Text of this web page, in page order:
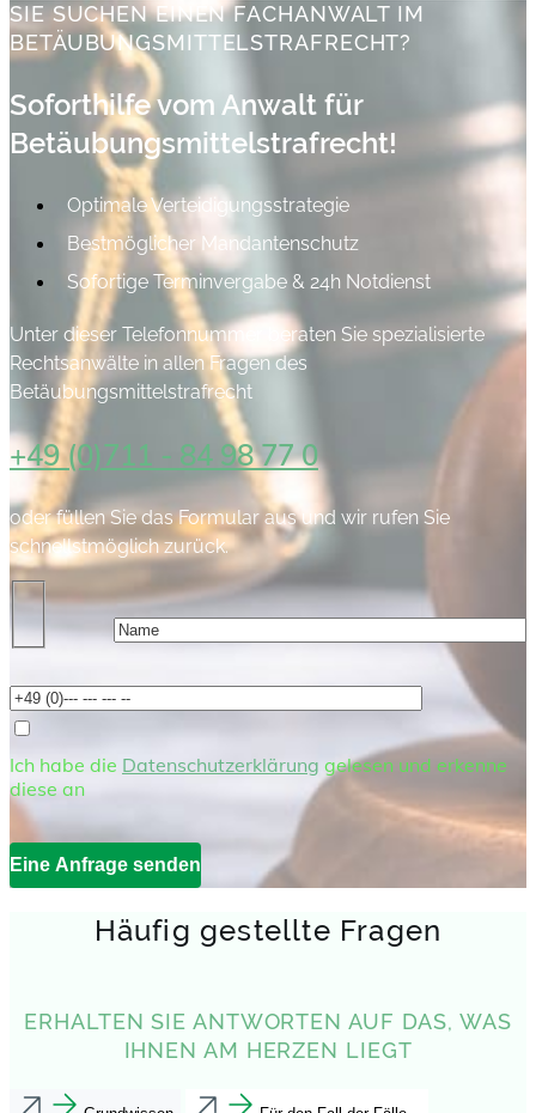
SIE SUCHEN EINEN FACHANWALT IM
BETÄUBUNGSMITTELSTRAFRECHT?
Soforthilfe vom Anwalt für
Betäubungsmittelstrafrecht!
Optimale Verteidigungsstrategie
Bestmöglicher Mandantenschutz
Sofortige Terminvergabe & 24h Notdienst
Unter dieser Telefonnummer beraten Sie spezialisierte
Rechtsanwälte in allen Fragen des
Betäubungsmittelstrafrecht
+49 (0)711 - 84 98 77 0
oder füllen Sie das Formular aus und wir rufen Sie
schnellstmöglich zurück.
Ich habe die Datenschutzerklärung gelesen und erkenne
diese an
Häufig gestellte Fragen
ERHALTEN SIE ANTWORTEN AUF DAS, WAS
IHNEN AM HERZEN LIEGT